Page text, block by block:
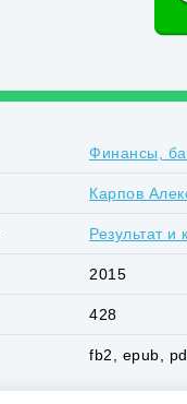
Финансы,
Карпов
Результат и
2015
428
fb2, epub,